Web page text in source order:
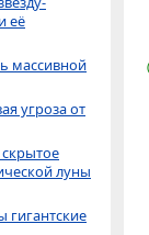
её
массивной
угроза от
луны